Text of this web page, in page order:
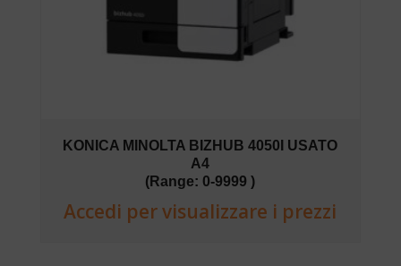
KONICA MINOLTA BIZHUB 4050I USATO
A4
(Range: 0-9999 )
Accedi per visualizzare i prezzi